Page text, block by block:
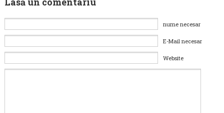
nume necesar
E-Mail necesar
Website